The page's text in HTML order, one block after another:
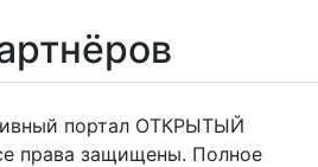
портал ОТКРЫТЫЙ
права защищены. Полное